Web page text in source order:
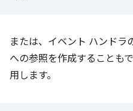
または、イベント ハンドラ
への参照を作成することも
用します。